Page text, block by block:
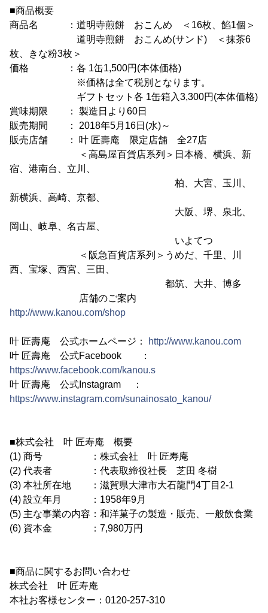
■商品概要
商品名 ：道明寺煎餅 おこんめ ＜16枚、餡1個＞
道明寺煎餅 おこんめ(サンド) ＜抹茶6
枚、きな粉3枚＞
価格 ：各 1缶1,500円(本体価格)
※価格は全て税別となります。
ギフトセット各 1缶箱入3,300円(本体価格)
賞味期限 ： 製造日より60日
販売期間 ： 2018年5月16日(水)～
販売店舗 ： 叶 匠壽庵 限定店舗 全27店
＜高島屋百貨店系列＞日本橋、横浜、新
宿、港南台、立川、
柏、大宮、玉川、
新横浜、高崎、京都、
大阪、堺、泉北、
岡山、岐阜、名古屋、
いよてつ
＜阪急百貨店系列＞うめだ、千里、川
西、宝塚、西宮、三田、
都筑、大井、博多
店舗のご案内
http://www.kanou.com/shop
叶 匠壽庵 公式ホームページ：
http://www.kanou.com
叶 匠壽庵 公式Facebook ：
https://www.facebook.com/kanou.s
叶 匠壽庵 公式Instagram ：
https://www.instagram.com/sunainosato_kanou/
■株式会社 叶 匠寿庵 概要
(1) 商号 ：株式会社 叶 匠寿庵
(2) 代表者 ：代表取締役社長 芝田 冬樹
(3) 本社所在地 ：滋賀県大津市大石龍門4丁目2-1
(4) 設立年月 ：1958年9月
(5) 主な事業の内容：和洋菓子の製造・販売、一般飲食業
(6) 資本金 ：7,980万円
■商品に関するお問い合わせ
株式会社 叶 匠寿庵
本社お客様センター：0120-257-310